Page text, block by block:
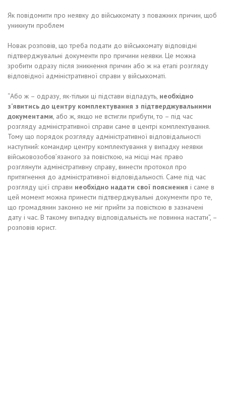
Як повідомити про неявку до військкомату з поважних причин, щоб
уникнути проблем
Новак розповів, що треба подати до військкомату відповідні
підтверджувальні документи про причини неявки. Це можна
зробити одразу після зникнення причин або ж на етапі розгляду
відповідної адміністративної справи у військкоматі.
“Або ж – одразу, як-тільки ці підстави відпадуть, необхідно
з’явитись до центру комплектування з підтверджувальними
документами , або ж, якщо не встигли прибути, то – під час
розгляду адміністративної справи саме в центрі комплектування.
Тому що порядок розгляду адміністративної відповідальності
наступний: командир центру комплектування у випадку неявки
військовозобов’язаного за повісткою, на місці має право
розглянути адміністративну справу, винести протокол про
притягнення до адміністративної відповідальності. Саме під час
розгляду цієї справи необхідно надати свої пояснення і саме в
цей момент можна принести підтверджувальні документи про те,
що громадянин законно не міг прийти за повісткою в зазначені
дату і час. В такому випадку відповідальність не повинна настати”, –
розповів юрист.